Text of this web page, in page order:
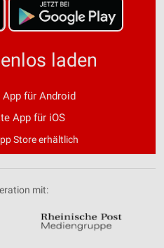
laden
für Android
App für iOS
Store erhältlich
mit: